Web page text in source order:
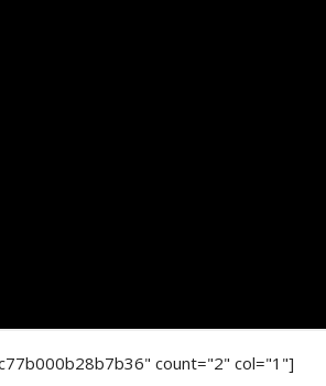
count="2" col="1"]